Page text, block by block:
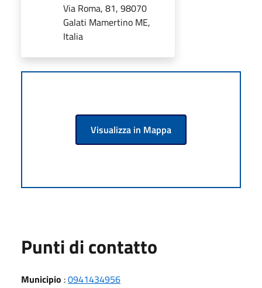
Via Roma, 81, 98070
Galati Mamertino ME,
Italia
Visualizza in Mappa
Punti di contatto
Municipio :0941434956